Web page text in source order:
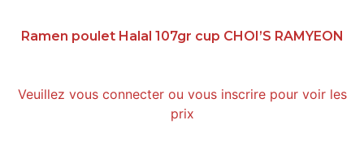
Ramen poulet Halal 107gr cup CHOI’S RAMYEON
Veuillez vous connecter ou vous inscrire pour voir les
prix